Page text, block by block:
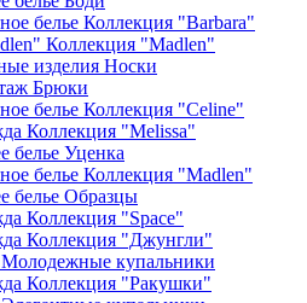
белье Коллекция "Barbara"
Коллекция "Madlen"
изделия Носки
Брюки
белье Коллекция "Celine"
Коллекция "Melissa"
белье Уценка
белье Коллекция "Madlen"
белье Образцы
Коллекция "Space"
Коллекция "Джунгли"
купальники
Коллекция "Ракушки"